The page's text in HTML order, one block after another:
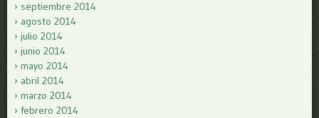
septiembre 2014
agosto 2014
julio 2014
junio 2014
mayo 2014
abril 2014
marzo 2014
febrero 2014